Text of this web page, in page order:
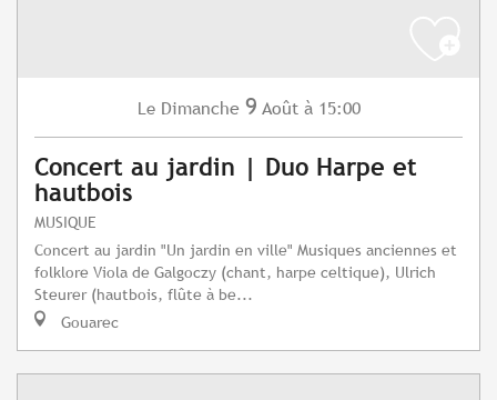
Le Dimanche 9 Août à 15:00
Concert au jardin | Duo Harpe et
hautbois
MUSIQUE
Concert au jardin "Un jardin en ville" Musiques anciennes et
folklore Viola de Galgoczy (chant, harpe celtique), Ulrich
Steurer (hautbois, flûte à be...
Gouarec